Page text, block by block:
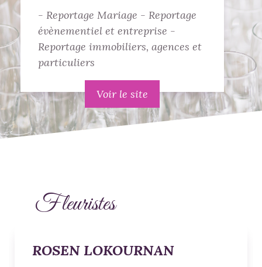
- Reportage Mariage - Reportage
évènementiel et entreprise -
Reportage immobiliers, agences et
particuliers
Voir le site
Fleuristes
ROSEN LOKOURNAN